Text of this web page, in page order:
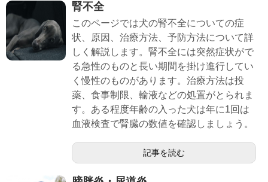
腎不全
このページでは犬の腎不全についての症
状、原因、治療方法、予防方法について詳
しく解説します。腎不全には突然症状がで
る急性のものと長い期間を掛け進行してい
く慢性のものがあります。治療方法は投
薬、食事制限、輸液などの処置がとられま
す。ある程度年齢の入った犬は年に1回は
血液検査で腎臓の数値を確認しましょう。
記事を読む